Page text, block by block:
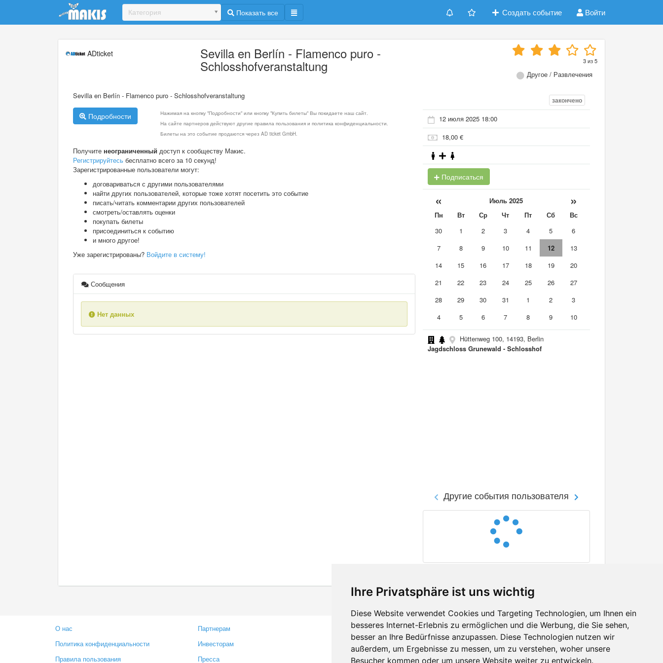
Ihre Privatsphäre ist uns wichtig
Diese Website verwendet Cookies und Targeting Technologien, um Ihnen ein
besseres Internet-Erlebnis zu ermöglichen und die Werbung, die Sie sehen,
besser an Ihre Bedürfnisse anzupassen. Diese Technologien nutzen wir
außerdem, um Ergebnisse zu messen, um zu verstehen, woher unsere
Besucher kommen oder um unsere Website weiter zu entwickeln.
Update cookies preferences
Категория Показать все Создать событие Войти
ADticket Sevilla en Berlín - Flamenco puro -
Schlosshofveranstaltung 3из5
Другое / Развлечения
Sevilla en Berlín - Flamenco puro - Schlosshofveranstaltung
Подробности
Нажимая на кнопку "Подробности" или кнопку "Купить билеты" Вы покидаете наш сайт.
На сайте партнеров действуют другие правила пользования и политика конфиденциальности.
Билеты на это событие продаются через AD ticket GmbH.
Получите неограниченный доступ к сообществу Макис.
Регистрируйтесь бесплатно всего за 10 секунд!
Зарегистрированные пользователи могут:
договариваться с другими пользователями
найти других пользователей, которые тоже хотят посетить это событие
писать/читать комментарии других пользователей
смотреть/оставлять оценки
покупать билеты
присоединиться к событию
и много другое!
Уже зарегистрированы? Войдите в систему!
Сообщения
Нет данных
закончено
12 июля 2025 18:00
18,00 €
Подписаться
« Июль 2025 »
Пн Вт Ср Чт Пт Сб
Вс
30
1 2 3 4 5
6
7
8 9 10 11 12
13
14
15 16 17 18 19
20
21
22 23 24 25 26
27
28
29 30 31 1 2
3
4
5 6 7 8 9 10
Hüttenweg 100, 14193, Berlin
Jagdschloss Grunewald - Schlosshof
Другие события пользователя
О нас
Политика конфиденциальности
Правила пользования
Партнерам
Инвесторам
Пресса
Контакты
Оставить отзыв
Сообщить об ошибке
Facebook
Twitter
YouTube